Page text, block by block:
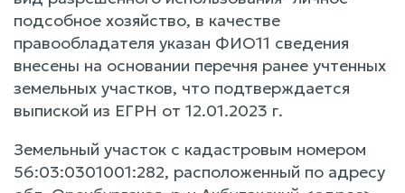
подсобное хозяйство, в качестве
правообладателя указан ФИО11 сведения
внесены на основании перечня ранее учтенных
земельных участков, что подтверждается
выпиской из ЕГРН от 12.01.2023 г.
Земельный участок с кадастровым номером
56:03:0301001:282, расположенный по адресу